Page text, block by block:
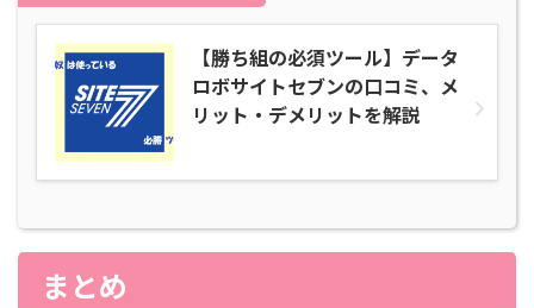
【勝ち組の必須ツール】データ
ロボサイトセブンの口コミ、メ
リット・デメリットを解説
まとめ